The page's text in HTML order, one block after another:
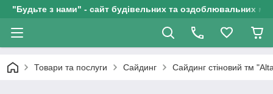
"Будьте з нами" - сайт будівельних та оздоблювальних
Товари та послуги Сайдинг Сайдинг стіновий тм